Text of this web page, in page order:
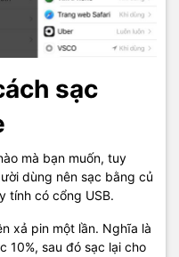
sạc
mà bạn muốn, tuy
dùng nên sạc bằng củ
tính có cổng USB.
xả pin một lần. Nghĩa là
10%, sau đó sạc lại cho